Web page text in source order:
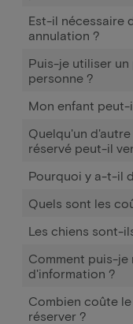
Est-il nécessaire
annulation ?
Puis-je utiliser
personne ?
Mon enfant
Quelqu'un
réservé peut-il
Pourquoi y a-t-il
Quels sont les
Les chiens sont-
Comment puis-je
d'information ?
Combien coûte
réserver ?